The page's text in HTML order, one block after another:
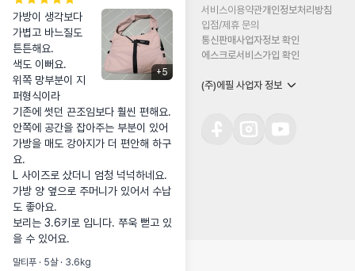
+5
가방이 생각보다
가볍고 바느질도
튼튼해요.
색도 이뻐요.
위쪽 망부분이 지
퍼형식이라
기존에 썻던 끈조임보다 훨씬 편해요.
안쪽에 공간을 잡아주는 부분이 있어
가방을 매도 강아지가 더 편안해 하구
요.
L 사이즈로 샀더니 엄청 넉넉하네요.
가방 양 옆으로 주머니가 있어서 수납
도 좋아요.
보리는 3.6키로 입니다. 쭈욱 뻗고 있
을 수 있어요.
말티푸 · 5살 · 3.6kg
서비스이용약관개인정보처리방침
입점/제휴 문의
통신판매사업자정보 확인
에스크로서비스가입 확인
(주)에필 사업자 정보